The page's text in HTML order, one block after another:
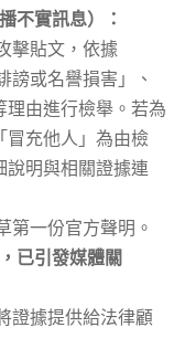
不實訊息）：
擊貼文，依據
謗或名譽損害」、
理由進行檢舉。若為
冒充他人」為由檢
說明與相關證據連
第一份官方聲明。
已引發媒體關
證據提供給法律顧